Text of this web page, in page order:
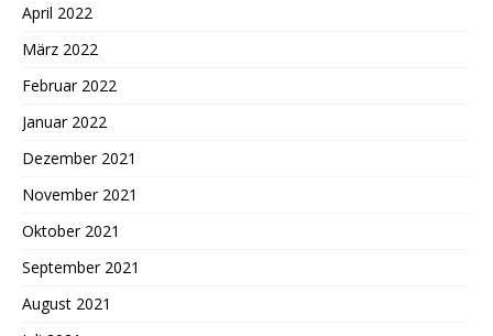
April 2022
März 2022
Februar 2022
Januar 2022
Dezember 2021
November 2021
Oktober 2021
September 2021
August 2021